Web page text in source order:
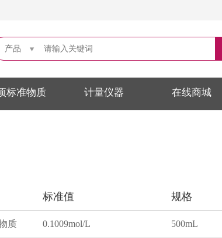
产品
标准物质 计量仪器 在线商城
标准值 规格
质 0.1009mol/L 500mL